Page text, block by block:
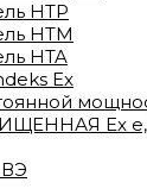
HTP
HTM
HTA
Ex
Ex e,